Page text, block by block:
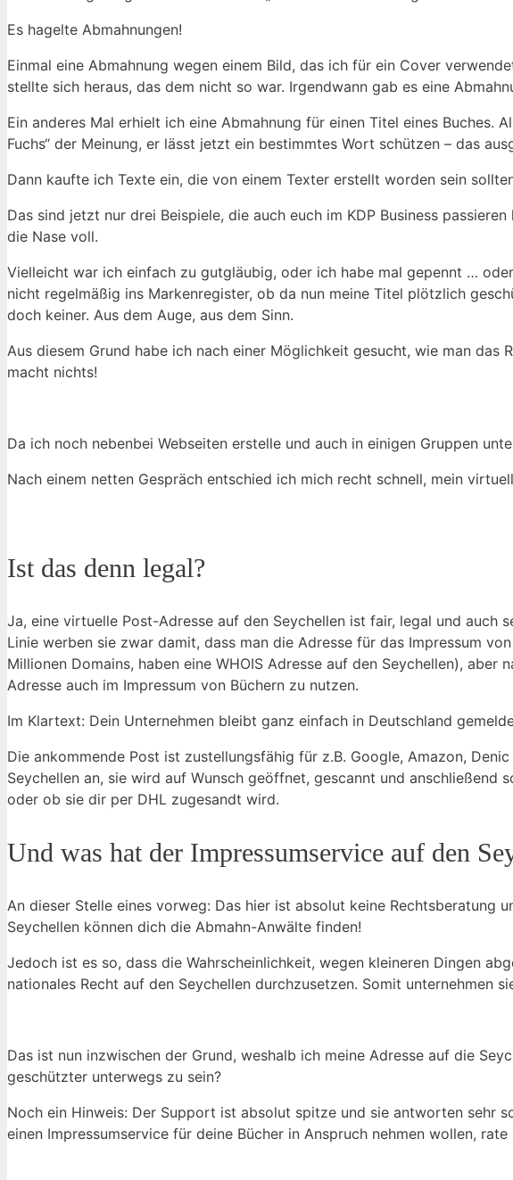
Es hagelte Abmahnungen!
Einmal eine Abmahnung wegen einem Bild, das ich für ein Cover
stellte sich heraus, das dem nicht so war. Irgendwann gab es eine
Ein anderes Mal erhielt ich eine Abmahnung für einen Titel eines Buches.
Fuchs“ der Meinung, er lässt jetzt ein bestimmtes Wort schützen – das
Dann kaufte ich Texte ein, die von einem Texter erstellt worden sein
Das sind jetzt nur drei Beispiele, die auch euch im KDP Business
die Nase voll.
Vielleicht war ich einfach zu gutgläubig, oder ich habe mal gepennt …
nicht regelmäßig ins Markenregister, ob da nun meine Titel plötzlich
doch keiner. Aus dem Auge, aus dem Sinn.
Aus diesem Grund habe ich nach einer Möglichkeit gesucht, wie man
macht nichts!
Da ich noch nebenbei Webseiten erstelle und auch in einigen Gruppen
Nach einem netten Gespräch entschied ich mich recht schnell, mein
Ist das denn legal?
Ja, eine virtuelle Post-Adresse auf den Seychellen ist fair, legal und auch
Linie werben sie zwar damit, dass man die Adresse für das Impressum
Millionen Domains, haben eine WHOIS Adresse auf den Seychellen),
Adresse auch im Impressum von Büchern zu nutzen.
Im Klartext: Dein Unternehmen bleibt ganz einfach in Deutschland
Die ankommende Post ist zustellungsfähig für z.B. Google, Amazon,
Seychellen an, sie wird auf Wunsch geöffnet, gescannt und
oder ob sie dir per DHL zugesandt wird.
Und was hat der Impressumservice auf den
An dieser Stelle eines vorweg: Das hier ist absolut keine Rechtsberatung
Seychellen können dich die Abmahn-Anwälte finden!
Jedoch ist es so, dass die Wahrscheinlichkeit, wegen kleineren Dingen
nationales Recht auf den Seychellen durchzusetzen. Somit unternehmen
Das ist nun inzwischen der Grund, weshalb ich meine Adresse auf die
geschützter unterwegs zu sein?
Noch ein Hinweis: Der Support ist absolut spitze und sie antworten sehr
einen Impressumservice für deine Bücher in Anspruch nehmen wollen,